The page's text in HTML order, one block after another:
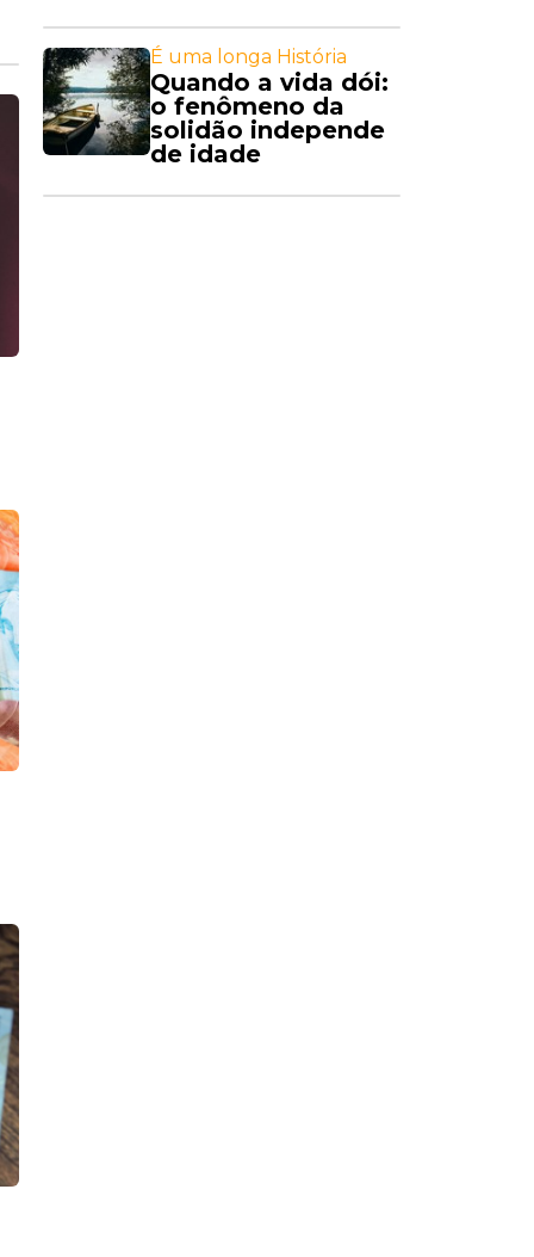
É uma longa História
Quando a vida dói:
o fenômeno da
solidão independe
de idade